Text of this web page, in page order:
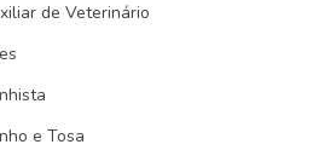
de Veterinário
e Tosa